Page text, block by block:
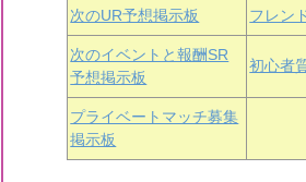
近江彼方
エ
次のUR予想掲示板 フレン
次のイベントと報酬SR
予想掲示板
初心者
プライベートマッチ募集
掲示板